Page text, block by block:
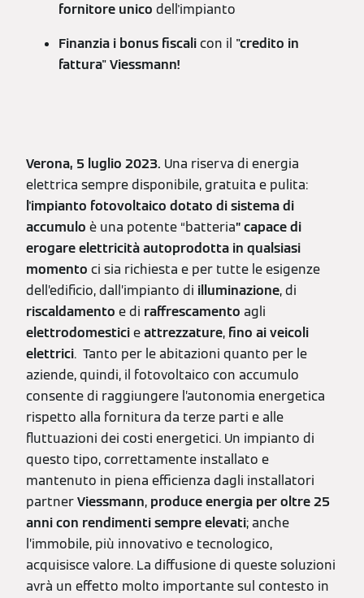
fornitore unico dell'impianto
Finanzia i bonus fiscalicon il "credito in
fattura"Viessmann!
Verona, 5 luglio 2023. Una riserva di energia
elettrica sempre disponibile, gratuita e pulita:
l'impianto fotovoltaico dotato di sistema di
accumulo è una potente “batteria” capace di
erogare elettricità autoprodotta in qualsiasi
momento ci sia richiesta e per tutte le esigenze
dell’edificio, dall’impianto di illuminazione, di
riscaldamento e di raffrescamento agli
elettrodomesticieattrezzature, fino ai veicoli
elettrici. Tanto per le abitazioni quanto per le
aziende, quindi, il fotovoltaico con accumulo
consente di raggiungere l’autonomia energetica
rispetto alla fornitura da terze parti e alle
fluttuazioni dei costi energetici. Un impianto di
questo tipo, correttamente installato e
mantenuto in piena efficienza dagli installatori
partnerViessmann, produce energia per oltre 25
anni con rendimenti sempre elevati; anche
l’immobile, più innovativo e tecnologico,
acquisisce valore. La diffusione di queste soluzioni
avrà un effetto molto importante sul contesto in